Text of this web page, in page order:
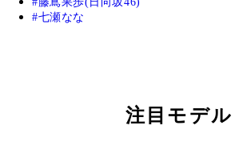
七瀬なな
注目モデル